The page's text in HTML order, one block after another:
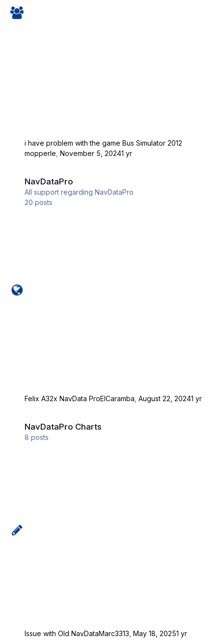
i have problem with the game Bus Simulator 2012
mopperle,November 5, 20241 yr
NavDataPro
All support regarding NavDataPro
20 posts
Felix A32x NavData ProElCaramba,August 22, 20241 yr
NavDataPro Charts
8 posts
Issue with Old NavDataMarc3313,May 18, 20251 yr